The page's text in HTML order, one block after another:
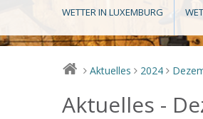
WETTER IN LUXEMBURG
> Aktuelles > 2024 >
Aktuelles -